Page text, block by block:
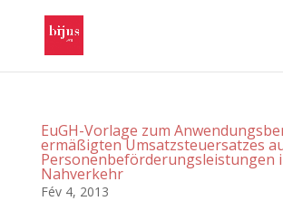
EuGH-Vorlage zum
ermäßigten Umsatzsteuersatzes
Personenbeförderungsleistungen
Nahverkehr
Fév 4, 2013